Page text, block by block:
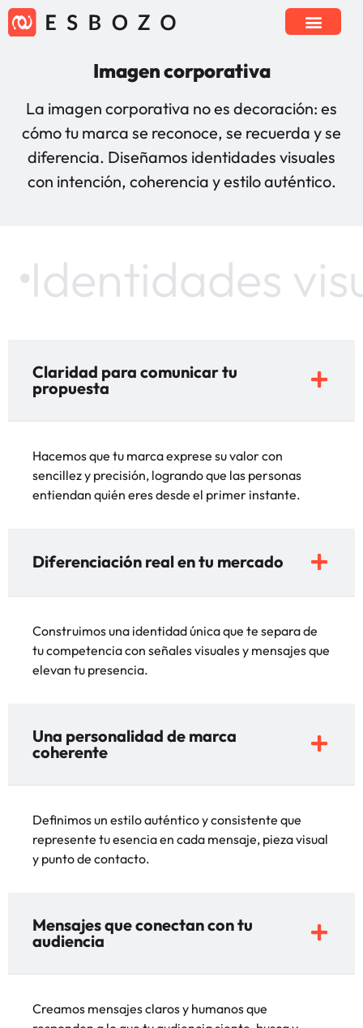
Imagen corporativa
La imagen corporativa no es decoración: es
cómo tu marca se reconoce, se recuerda y se
diferencia. Diseñamos identidades visuales
con intención, coherencia y estilo auténtico.
Identidades
Claridad para comunicar tu
propuesta
Hacemos que tu marca exprese su valor con
sencillez y precisión, logrando que las personas
entiendan quién eres desde el primer instante.
Diferenciación real en tu mercado
Construimos una identidad única que te separa de
tu competencia con señales visuales y mensajes que
elevan tu presencia.
Una personalidad de marca
coherente
Definimos un estilo auténtico y consistente que
represente tu esencia en cada mensaje, pieza visual
y punto de contacto.
Mensajes que conectan con tu
audiencia
Creamos mensajes claros y humanos que